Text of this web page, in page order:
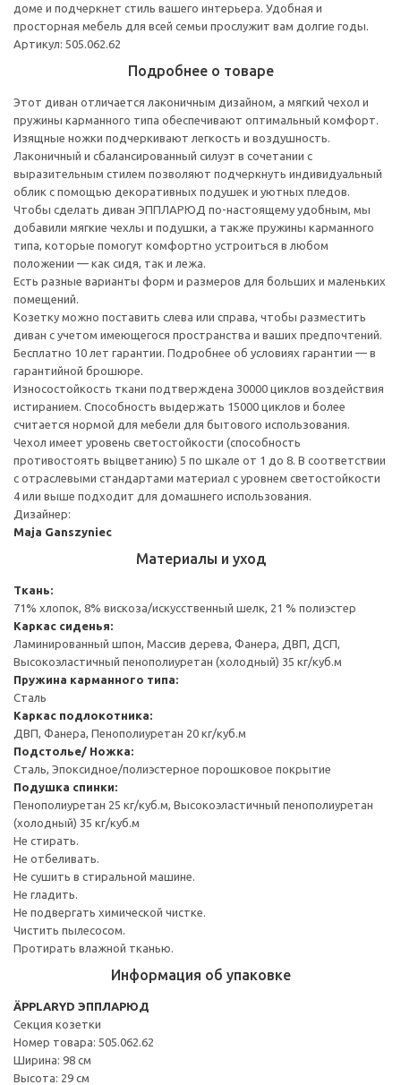
доме и подчеркнет стиль вашего интерьера. Удобная и
просторная мебель для всей семьи прослужит вам долгие годы.
Артикул: 505.062.62
Подробнее о товаре
Этот диван отличается лаконичным дизайном, а мягкий чехол и
пружины карманного типа обеспечивают оптимальный комфорт.
Изящные ножки подчеркивают легкость и воздушность.
Лаконичный и сбалансированный силуэт в сочетании с
выразительным стилем позволяют подчеркнуть индивидуальный
облик с помощью декоративных подушек и уютных пледов.
Чтобы сделать диван ЭППЛАРЮД по-настоящему удобным, мы
добавили мягкие чехлы и подушки, а также пружины карманного
типа, которые помогут комфортно устроиться в любом
положении — как сидя, так и лежа.
Есть разные варианты форм и размеров для больших и маленьких
помещений.
Козетку можно поставить слева или справа, чтобы разместить
диван с учетом имеющегося пространства и ваших предпочтений.
Бесплатно 10 лет гарантии. Подробнее об условиях гарантии — в
гарантийной брошюре.
Износостойкость ткани подтверждена 30000 циклов воздействия
истиранием. Способность выдержать 15000 циклов и более
считается нормой для мебели для бытового использования.
Чехол имеет уровень светостойкости (способность
противостоять выцветанию) 5 по шкале от 1 до 8. В соответствии
с отраслевыми стандартами материал с уровнем светостойкости
4 или выше подходит для домашнего использования.
Дизайнер:
Maja Ganszyniec
Материалы и уход
Ткань:
71% хлопок, 8% вискоза/искусственный шелк, 21 % полиэстер
Каркас сиденья:
Ламинированный шпон, Массив дерева, Фанера, ДВП, ДСП,
Высокоэластичный пенополиуретан (холодный) 35 кг/куб.м
Пружина карманного типа:
Сталь
Каркас подлокотника:
ДВП, Фанера, Пенополиуретан 20 кг/куб.м
Подстолье/ Ножка:
Сталь, Эпоксидное/полиэстерное порошковое покрытие
Подушка спинки:
Пенополиуретан 25 кг/куб.м, Высокоэластичный пенополиуретан
(холодный) 35 кг/куб.м
Не стирать.
Не отбеливать.
Не сушить в стиральной машине.
Не гладить.
Не подвергать химической чистке.
Чистить пылесосом.
Протирать влажной тканью.
Информация об упаковке
ÄPPLARYD ЭППЛАРЮД
Секция козетки
Номер товара: 505.062.62
Ширина: 98 см
Высота: 29 см